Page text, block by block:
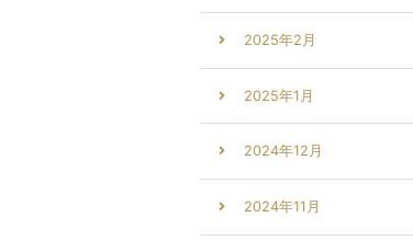
2025年2月
2025年1月
2024年12月
2024年11月